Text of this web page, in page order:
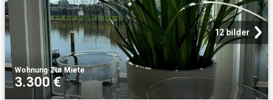
12 bilder
Wohnung·Zur Miete
3.300 €